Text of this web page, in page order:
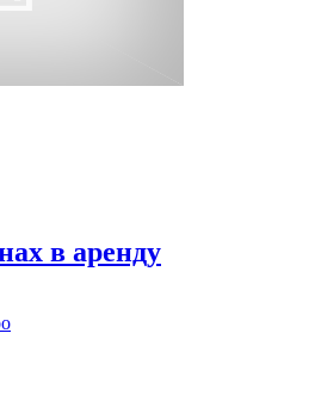
в аренду